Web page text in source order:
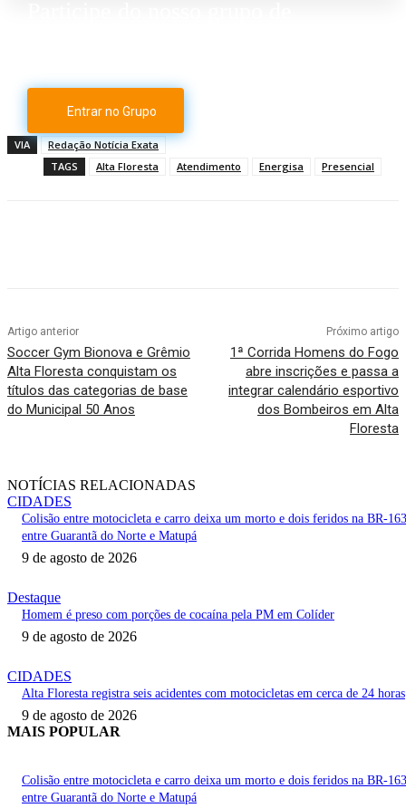
Entrar no Grupo
VIA
Redação Notícia Exata
TAGS
Alta Floresta Atendimento Energisa Presencial
Artigo anterior
Soccer Gym Bionova e Grêmio
Alta Floresta conquistam os
títulos das categorias de base
do Municipal 50 Anos
Próximo artigo
1ª Corrida Homens do Fogo
abre inscrições e passa a
integrar calendário esportivo
dos Bombeiros em Alta
Floresta
NOTÍCIAS RELACIONADAS
CIDADES
Colisão entre motocicleta e carro deixa um morto e dois feridos na BR-163
entre Guarantã do Norte e Matupá
9 de agosto de 2026
Destaque
Homem é preso com porções de cocaína pela PM em Colíder
9 de agosto de 2026
CIDADES
Alta Floresta registra seis acidentes com motocicletas em cerca de 24 horas
9 de agosto de 2026
MAIS POPULAR
Colisão entre motocicleta e carro deixa um morto e dois feridos na BR-163
entre Guarantã do Norte e Matupá